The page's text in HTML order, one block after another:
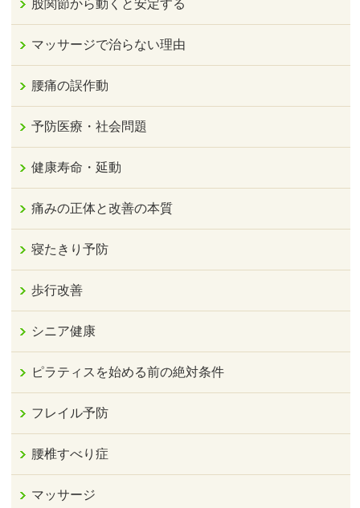
股関節から動くと安定する
マッサージで治らない理由
腰痛の誤作動
予防医療・社会問題
健康寿命・延動
痛みの正体と改善の本質
寝たきり予防
歩行改善
シニア健康
ピラティスを始める前の絶対条件
フレイル予防
腰椎すべり症
マッサージ